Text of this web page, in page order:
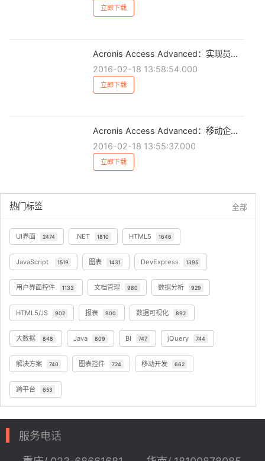
立即下载
Acronis Access Advanced：实现员工移动化和提高生产效率的检查表
2016-02-18 13:58:54.000
立即下载
Acronis Access Advanced：移动企业的安全内容
2016-02-18 13:55:37.000
立即下载
热门标签 全部
UI界面 2474 .NET 1810 HTML5 1646
JavaScript 1519 图表 1431 DevExpress 1395
用户界面控件 1133 文档管理 980 数据分析 929
HTML5/JS 902 报表 900 数据可视化 892
大数据 848 Java 809 BI 747 jQuery 744
解决方案 740 图表控件 724 移动开发 662
跨平台 653
服务电话